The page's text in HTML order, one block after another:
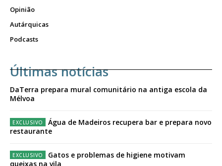
Opinião
Autárquicas
Podcasts
Últimas notícias
DaTerra prepara mural comunitário na antiga escola da
Mélvoa
Água de Madeiros recupera bar e prepara novo
restaurante
Gatos e problemas de higiene motivam
queixas na vila